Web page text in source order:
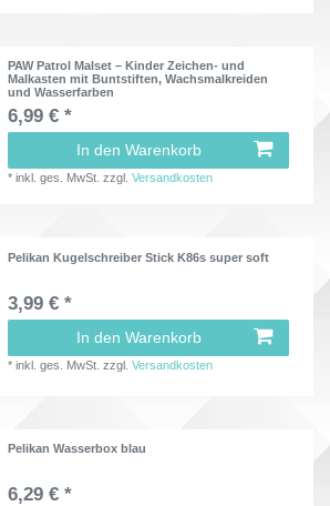
PAW Patrol Malset – Kinder Zeichen- und
Malkasten mit Buntstiften, Wachsmalkreiden
und Wasserfarben
6,99 € *
In den Warenkorb
*inkl. ges. MwSt. zzgl.Versandkosten
Pelikan Kugelschreiber Stick K86s super soft
3,99 € *
In den Warenkorb
*inkl. ges. MwSt. zzgl.Versandkosten
Pelikan Wasserbox blau
6,29 € *